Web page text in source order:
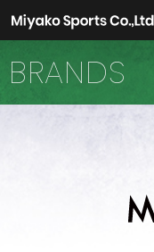
BRANDS